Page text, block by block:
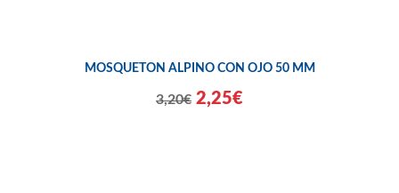
MOSQUETON ALPINO CON OJO 50 MM
3,20€ 2,25€